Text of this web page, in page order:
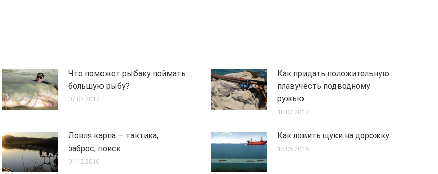
Что поможет рыбаку поймать
большую рыбу?
07.03.2017
Как придать положительную
плавучесть подводному
ружью
10.02.2017
Ловля карпа — тактика,
заброс, поиск
01.12.2016
Как ловить щуки на дорожку
15.06.2016